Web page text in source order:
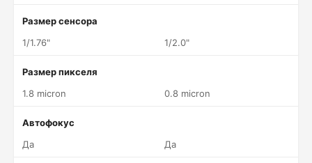
Размер сенсора
1/1.76"
1/2.0"
Размер пикселя
1.8 micron
0.8 micron
Автофокус
Да
Да